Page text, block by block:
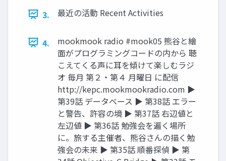
3. 最近の活動 Recent Activities
4.
mookmook radio #mook05 熊谷と繪
面がプログラミングコードの内から 聴
こえてくる声に耳を傾けて楽しむラジ
オ 毎月 第２・第４ 月曜日 に配信
http://kepc.mookmookradio.com ▶
第39話 データベース ▶ 第38話 エラー
と警告、許容の境 ▶ 第37話 右辺値と
左辺値 ▶ 第36話 勉強会を遍く場所
に。旅する主催者、熊谷さんの描く勉
強会の未来 ▶ 第35話 順番探偵 ▶ 第